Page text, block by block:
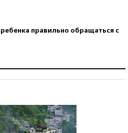
правильно обращаться с